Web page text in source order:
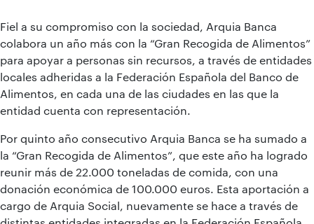
Fiel a su compromiso con la sociedad, Arquia Banca
colabora un año más con la “Gran Recogida de Alimentos”
para apoyar a personas sin recursos, a través de entidades
locales adheridas a la Federación Española del Banco de
Alimentos, en cada una de las ciudades en las que la
entidad cuenta con representación.
Por quinto año consecutivo Arquia Banca se ha sumado a
la “Gran Recogida de Alimentos”, que este año ha logrado
reunir más de 22.000 toneladas de comida, con una
donación económica de 100.000 euros. Esta aportación a
cargo de Arquia Social, nuevamente se hace a través de